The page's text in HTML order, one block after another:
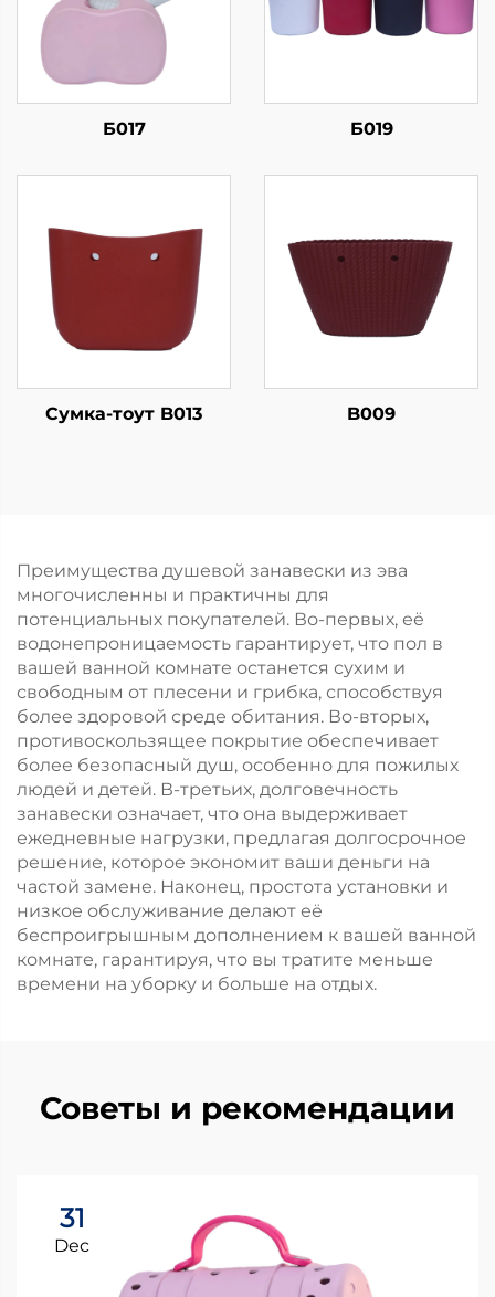
Б017 Б019
Сумка-тоут B013 B009
Преимущества душевой занавески из эва
многочисленны и практичны для
потенциальных покупателей. Во-первых, её
водонепроницаемость гарантирует, что пол в
вашей ванной комнате останется сухим и
свободным от плесени и грибка, способствуя
более здоровой среде обитания. Во-вторых,
противоскользящее покрытие обеспечивает
более безопасный душ, особенно для пожилых
людей и детей. В-третьих, долговечность
занавески означает, что она выдерживает
ежедневные нагрузки, предлагая долгосрочное
решение, которое экономит ваши деньги на
частой замене. Наконец, простота установки и
низкое обслуживание делают её
беспроигрышным дополнением к вашей ванной
комнате, гарантируя, что вы тратите меньше
времени на уборку и больше на отдых.
Советы и рекомендации
31
Dec